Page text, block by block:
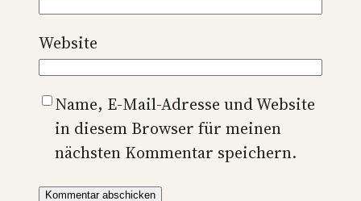
Website
Name, E-Mail-Adresse und Website
in diesem Browser für meinen
nächsten Kommentar speichern.